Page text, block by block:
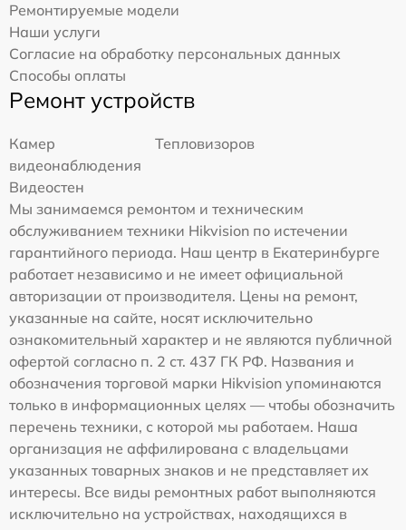
Ремонтируемые модели
Наши услуги
Согласие на обработку персональных данных
Способы оплаты
Ремонт устройств
Камер
видеонаблюдения
Тепловизоров
Видеостен
Мы занимаемся ремонтом и техническим
обслуживанием техники Hikvision по истечении
гарантийного периода. Наш центр в Екатеринбурге
работает независимо и не имеет официальной
авторизации от производителя. Цены на ремонт,
указанные на сайте, носят исключительно
ознакомительный характер и не являются публичной
офертой согласно п. 2 ст. 437 ГК РФ. Названия и
обозначения торговой марки Hikvision упоминаются
только в информационных целях — чтобы обозначить
перечень техники, с которой мы работаем. Наша
организация не аффилирована с владельцами
указанных товарных знаков и не представляет их
интересы. Все виды ремонтных работ выполняются
исключительно на устройствах, находящихся в